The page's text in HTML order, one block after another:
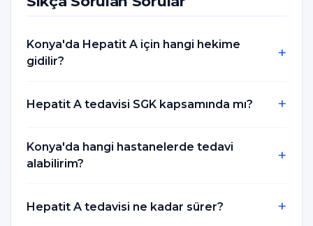
Konya'da Hepatit A için hangi hekime
gidilir?
Hepatit A tedavisi SGK kapsamında mı?
Konya'da hangi hastanelerde tedavi
alabilirim?
Hepatit A tedavisi ne kadar sürer?